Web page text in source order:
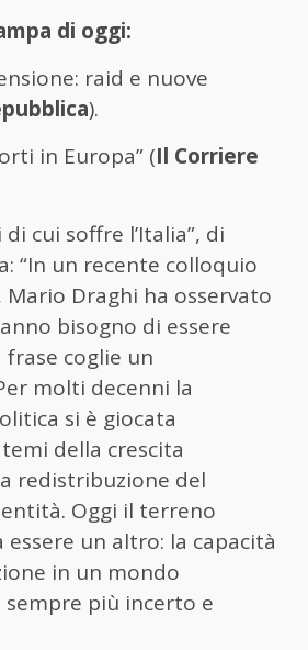
di oggi:
raid e nuove
).
in Europa” (Il Corriere
cui soffre l’Italia”, di
“In un recente colloquio
Mario Draghi ha osservato
bisogno di essere
frase coglie un
molti decenni la
si è giocata
della crescita
redistribuzione del
Oggi il terreno
essere un altro: la capacità
in un mondo
più incerto e